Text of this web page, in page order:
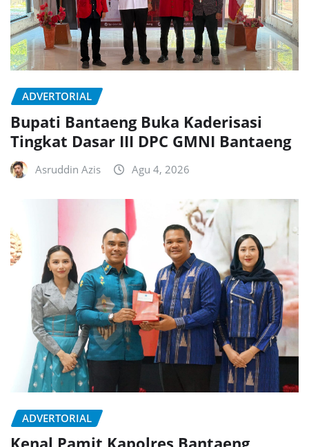
ADVERTORIAL
Bupati Bantaeng Buka Kaderisasi
Tingkat Dasar III DPC GMNI Bantaeng
Asruddin Azis Agu 4, 2026
ADVERTORIAL